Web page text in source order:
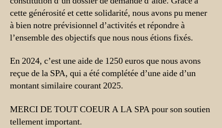
cette générosité et cette solidarité, nous avons pu mener
à bien notre prévisionnel d’activités et répondre à
l’ensemble des objectifs que nous nous étions fixés.
En 2024, c’est une aide de 1250 euros que nous avons
reçue de la SPA, qui a été complétée d’une aide d’un
montant similaire courant 2025.
MERCI DE TOUT COEUR A LA SPA pour son soutien
tellement important.